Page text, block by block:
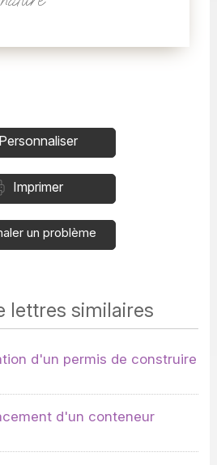
Personnaliser
Imprimer
un problème
lettres similaires
d'un permis de construire
d'un conteneur